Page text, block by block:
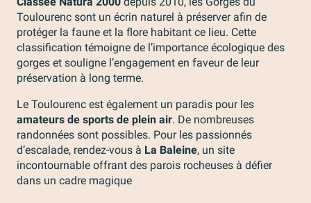
Toulourenc sont un écrin naturel à préserver afin de
protéger la faune et la flore habitant ce lieu. Cette
classification témoigne de l’importance écologique des
gorges et souligne l’engagement en faveur de leur
préservation à long terme.
Le Toulourenc est également un paradis pour les
amateurs de sports de plein air. De nombreuses
randonnées sont possibles. Pour les passionnés
d’escalade, rendez-vous à La Baleine, un site
incontournable offrant des parois rocheuses à défier
dans un cadre magique